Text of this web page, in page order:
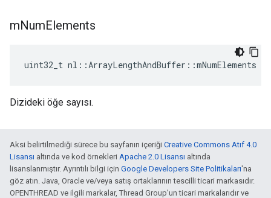
mNumElements
uint32_t nl::ArrayLengthAndBuffer::mNumElements
Dizideki öğe sayısı.
Aksi belirtilmediği sürece bu sayfanın içeriği Creative Commons Atıf 4.0
Lisansı altında ve kod örnekleri Apache 2.0 Lisansı altında
lisanslanmıştır. Ayrıntılı bilgi için Google Developers Site Politikaları'na
göz atın. Java, Oracle ve/veya satış ortaklarının tescilli ticari markasıdır.
OPENTHREAD ve ilgili markalar, Thread Group'un ticari markalarıdır ve